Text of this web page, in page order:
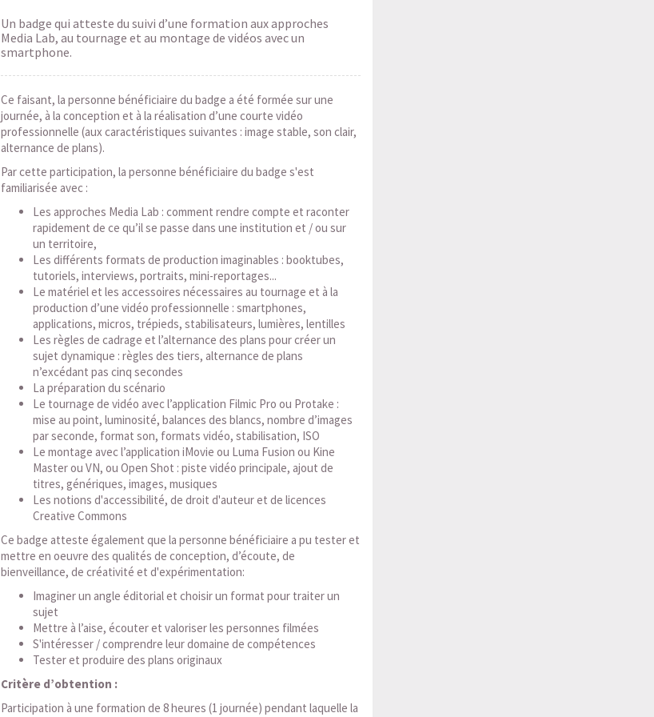
Un badge qui atteste du suivi d’une formation aux approches
Media Lab, au tournage et au montage de vidéos avec un
smartphone.
Ce faisant, la personne bénéficiaire du badge a été formée sur une
journée, à la conception et à la réalisation d’une courte vidéo
professionnelle (aux caractéristiques suivantes : image stable, son clair,
alternance de plans).
Par cette participation, la personne bénéficiaire du badge s'est
familiarisée avec :
Les approches Media Lab : comment rendre compte et raconter
rapidement de ce qu’il se passe dans une institution et / ou sur
un territoire,
Les différents formats de production imaginables : booktubes,
tutoriels, interviews, portraits, mini-reportages...
Le matériel et les accessoires nécessaires au tournage et à la
production d’une vidéo professionnelle : smartphones,
applications, micros, trépieds, stabilisateurs, lumières, lentilles
Les règles de cadrage et l’alternance des plans pour créer un
sujet dynamique : règles des tiers, alternance de plans
n’excédant pas cinq secondes
La préparation du scénario
Le tournage de vidéo avec l’application Filmic Pro ou Protake :
mise au point, luminosité, balances des blancs, nombre d’images
par seconde, format son, formats vidéo, stabilisation, ISO
Le montage avec l’application iMovie ou Luma Fusion ou Kine
Master ou VN, ou Open Shot : piste vidéo principale, ajout de
titres, génériques, images, musiques
Les notions d'accessibilité, de droit d'auteur et de licences
Creative Commons
Ce badge atteste également que la personne bénéficiaire a pu tester et
mettre en oeuvre des qualités de conception, d’écoute, de
bienveillance, de créativité et d'expérimentation:
Imaginer un angle éditorial et choisir un format pour traiter un
sujet
Mettre à l’aise, écouter et valoriser les personnes filmées
S'intéresser / comprendre leur domaine de compétences
Tester et produire des plans originaux
Critère d’obtention :
Participation à une formation de 8 heures (1 journée) pendant laquelle la